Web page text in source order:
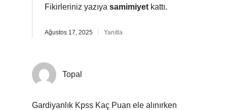
Fikirleriniz yazıya samimiyet kattı.
Ağustos 17, 2025 Yanıtla
Topal
Gardiyanlık Kpss Kaç Puan ele alınırken